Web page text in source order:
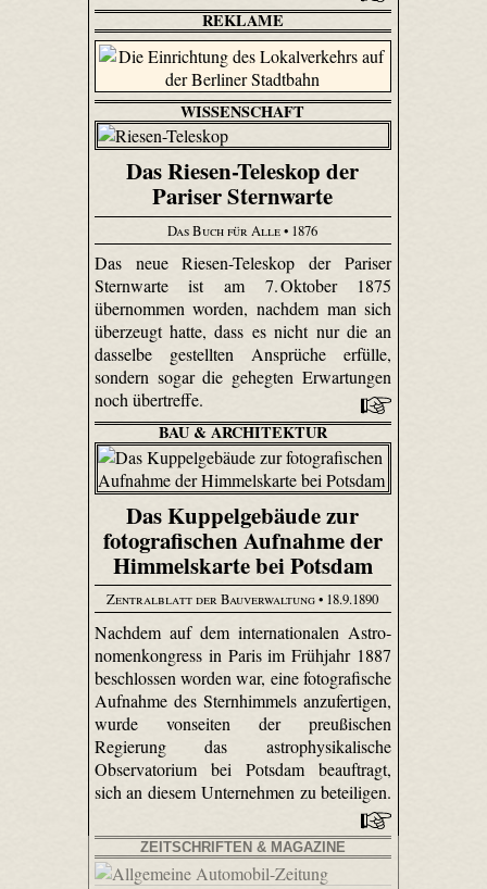
REKLAME
WISSENSCHAFT
Das Riesen-Teleskop der
Pariser Sternwarte
Das Buch für Alle• 1876
Das neue Riesen-Teleskop der Pariser
Sternwarte ist am 7. Oktober 1875
übernommen worden, nachdem man sich
überzeugt hatte, dass es nicht nur die an
dasselbe gestellten Ansprüche erfülle,
sondern sogar die gehegten Erwartungen
noch übertreffe.
BAU & ARCHITEKTUR
Das Kuppelgebäude zur
fotografischen Aufnahme der
Himmelskarte bei Potsdam
Zentralblatt der Bauverwaltung• 18.9.1890
Nachdem auf dem internationalen Astro­
nomen­kongress in Paris im Frühjahr 1887
beschlossen worden war, eine fotografische
Aufnahme des Sternhimmels anzufertigen,
wurde vonseiten der preußischen
Regierung das astrophysikalische
Observatorium bei Potsdam beauftragt,
sich an diesem Unternehmen zu beteiligen.
ZEITSCHRIFTEN & MAGAZINE